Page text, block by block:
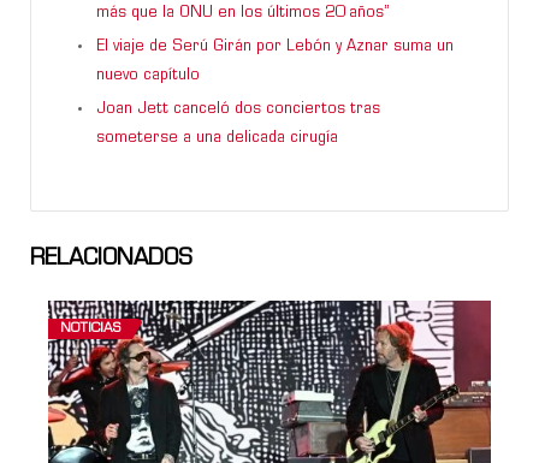
más que la ONU en los últimos 20 años”
El viaje de Serú Girán por Lebón y Aznar suma un
nuevo capítulo
Joan Jett canceló dos conciertos tras
someterse a una delicada cirugía
RELACIONADOS
NOTICIAS